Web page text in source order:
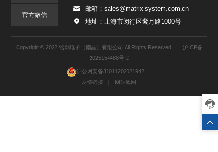
官方微信
邮箱：sales@matrix-system.com.cn
地址：上海市闵行区紫月路1000号
Copyright © 2022 铭剑电子（南昌）有限公司 All Rights Reserved
沪ICP备
2025154488号-2
沪公网安备31011202021942
友情链接
网站地图